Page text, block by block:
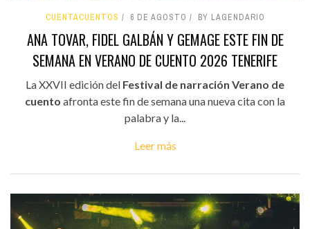
CUENTACUENTOS 6 DE AGOSTO BY LAGENDARIO
ANA TOVAR, FIDEL GALBÁN Y GEMAGE ESTE FIN DE
SEMANA EN VERANO DE CUENTO 2026 TENERIFE
La XXVII edición del Festival de narración Verano de
cuento afronta este fin de semana una nueva cita con la
palabra y la...
Leer más